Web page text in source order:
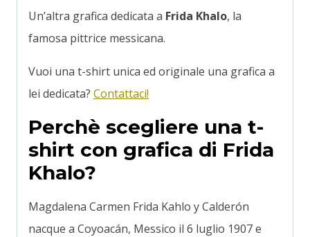
Un’altra grafica dedicata a Frida Khalo, la
famosa pittrice messicana.
Vuoi una t-shirt unica ed originale una grafica a
lei dedicata? Contattaci!
Perchè scegliere una t-
shirt con grafica di Frida
Khalo?
Magdalena Carmen Frida Kahlo y Calderón
nacque a Coyoacán, Messico il 6 luglio 1907 e